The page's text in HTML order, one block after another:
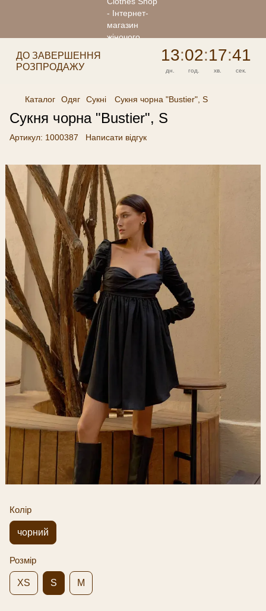
ДО ЗАВЕРШЕННЯ
РОЗПРОДАЖУ
13:02:17:41
дн. год. хв. сек.
Каталог Одяг Сукні Сукня чорна "Bustier", S
Сукня чорна "Bustier", S
Артикул: 1000387 Написати відгук
Колір
чорний
Розмір
XS S M